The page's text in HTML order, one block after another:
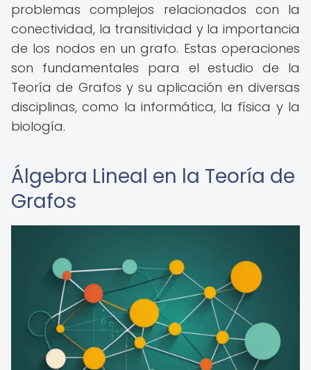
problemas complejos relacionados con la
conectividad, la transitividad y la importancia
de los nodos en un grafo. Estas operaciones
son fundamentales para el estudio de la
Teoría de Grafos y su aplicación en diversas
disciplinas, como la informática, la física y la
biología.
Álgebra Lineal en la Teoría de
Grafos